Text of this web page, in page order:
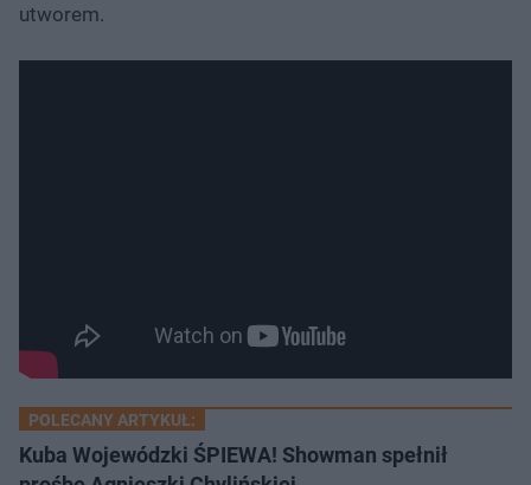
utworem.
POLECANY ARTYKUŁ:
Kuba Wojewódzki ŚPIEWA! Showman spełnił